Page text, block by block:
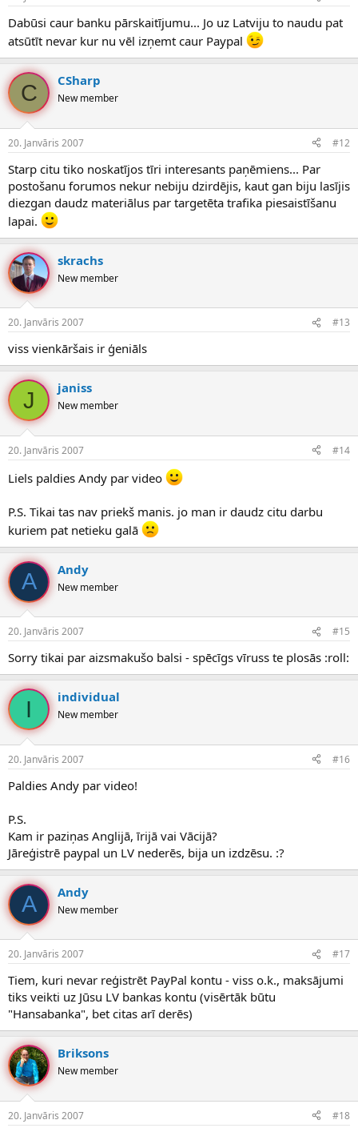
Dabūsi caur banku pārskaitījumu... Jo uz Latviju to naudu pat
atsūtīt nevar kur nu vēl izņemt caur Paypal
C CSharp
New member
20. Janvāris 2007 #12
Starp citu tiko noskatījos tīri interesants paņēmiens... Par
postošanu forumos nekur nebiju dzirdējis, kaut gan biju lasījis
diezgan daudz materiālus par targetēta trafika piesaistīšanu
lapai.
skrachs
New member
20. Janvāris 2007 #13
viss vienkāršais ir ģeniāls
J janiss
New member
20. Janvāris 2007 #14
Liels paldies Andy par video
P.S. Tikai tas nav priekš manis. jo man ir daudz citu darbu
kuriem pat netieku galā
A Andy
New member
20. Janvāris 2007 #15
Sorry tikai par aizsmakušo balsi - spēcīgs vīruss te plosās :roll:
I individual
New member
20. Janvāris 2007 #16
Paldies Andy par video!
P.S.
Kam ir paziņas Anglijā, īrijā vai Vācijā?
Jāreģistrē paypal un LV nederēs, bija un izdzēsu. :?
A Andy
New member
20. Janvāris 2007 #17
Tiem, kuri nevar reģistrēt PayPal kontu - viss o.k., maksājumi
tiks veikti uz Jūsu LV bankas kontu (visērtāk būtu
"Hansabanka", bet citas arī derēs)
Briksons
New member
20. Janvāris 2007 #18